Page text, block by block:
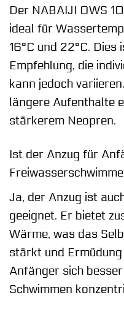
Der NABAIJI OWS
ideal für
16°C und 22°C. Dies
Empfehlung, die
kann jedoch
längere Aufenthalte
stärkerem Neopren.
Ist der Anzug für
Ja, der Anzug ist
geeignet. Er bietet
Wärme, was das
stärkt und
Anfänger sich
Schwimmen